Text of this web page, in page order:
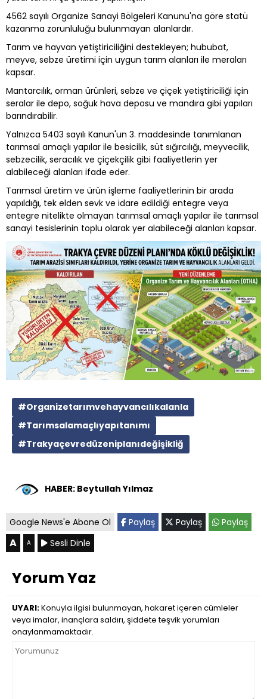
4562 sayılı Organize Sanayi Bölgeleri Kanunu'na göre statü
kazanma zorunluluğu bulunmayan alanlardır.
Tarım ve hayvan yetiştiriciliğini destekleyen; hububat,
meyve, sebze üretimi için uygun tarım alanları ile meraları
kapsar.
Mantarcılık, orman ürünleri, sebze ve çiçek yetiştiriciliği için
seralar ile depo, soğuk hava deposu ve mandıra gibi yapıları
barındırabilir.
Yalnızca 5403 sayılı Kanun'un 3. maddesinde tanımlanan
tarımsal amaçlı yapılar ile besicilik, süt sığırcılığı, meyvecilik,
sebzecilik, seracılık ve çiçekçilik gibi faaliyetlerin yer
alabileceği alanları ifade eder.
Tarımsal üretim ve ürün işleme faaliyetlerinin bir arada
yapıldığı, tek elden sevk ve idare edildiği entegre veya
entegre nitelikte olmayan tarımsal amaçlı yapılar ile tarımsal
sanayi tesislerinin toplu olarak yer alabileceği alanları kapsar.
#Organizetarımvehayvancılıkalanla
#Tarımsalamaçlıyapıtanımı
#Trakyaçevredüzeniplanıdeğişikliğ
HABER: Beytullah Yılmaz
Google News'e Abone Ol Paylaş Paylaş Paylaş
A A Sesli Dinle
Yorum Yaz
UYARI:Konuyla ilgisi bulunmayan, hakaret içeren cümleler
veya imalar, inançlara saldırı, şiddete teşvik yorumları
onaylanmamaktadır.